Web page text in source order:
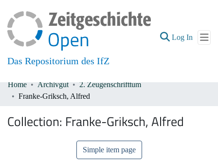
Das Repositorium des IfZ
Log In (current)
Communities & Collections
Home Archivgut
2. Zeugenschrifttum
Franke-Griksch, Alfred
Collection: Franke-Griksch, Alfred
Simple item page